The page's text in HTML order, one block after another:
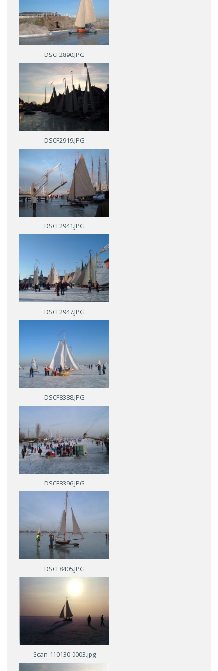
DSCF2890.JPG
DSCF2919.JPG
DSCF2941.JPG
DSCF2947.JPG
DSCF8388.JPG
DSCF8396.JPG
DSCF8405.JPG
Scan-110130-0003.jpg